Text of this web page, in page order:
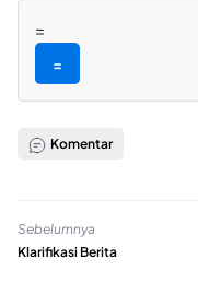
=
=
Komentar
Sebelumnya
Klarifikasi Berita